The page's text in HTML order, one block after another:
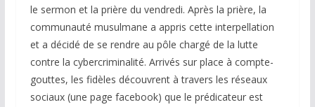
le sermon et la prière du vendredi. Après la prière, la
communauté musulmane a appris cette interpellation
et a décidé de se rendre au pôle chargé de la lutte
contre la cybercriminalité. Arrivés sur place à compte-
gouttes, les fidèles découvrent à travers les réseaux
sociaux (une page facebook) que le prédicateur est